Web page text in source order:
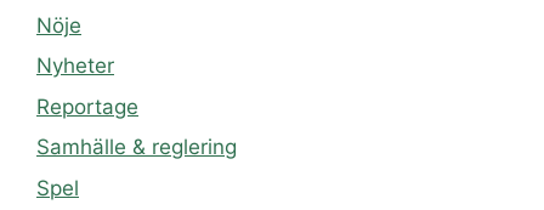
Nöje
Nyheter
Reportage
Samhälle & reglering
Spel